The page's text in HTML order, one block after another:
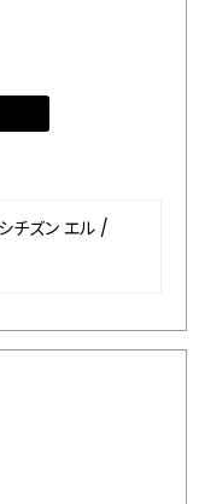
シチズン エル /